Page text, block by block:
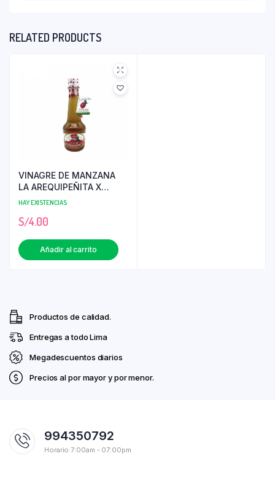
RELATED PRODUCTS
VINAGRE DE MANZANA
LA AREQUIPEÑITA X
320ML
HAY EXISTENCIAS
S/4.00
Añadir al carrito
Productos de calidad.
Entregas a todo Lima
Megadescuentos diarios
Precios al por mayor y por menor.
994350792
Horario 7:00am - 07:00pm